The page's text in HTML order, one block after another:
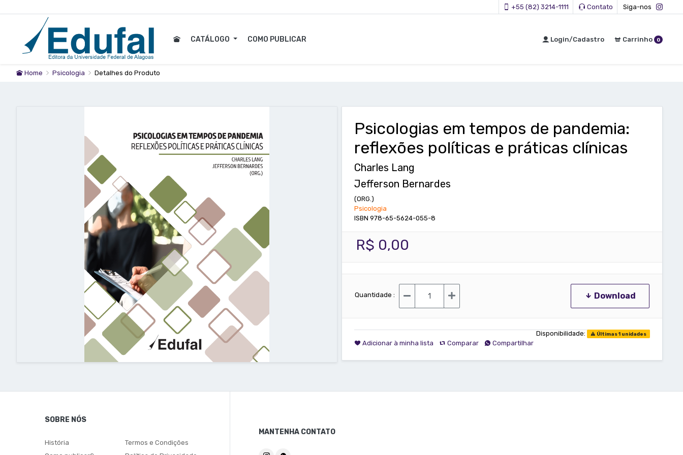
+55 (82) 3214-1111 Contato Siga-nos
CATÁLOGO COMO PUBLICAR Login/Cadastro Carrinho 0
Home Psicologia Detalhes do Produto
Psicologias em tempos de pandemia:
reflexões políticas e práticas clínicas
Charles Lang
Jefferson Bernardes
(ORG.)
Psicologia
ISBN 978-65-5624-055-8
R$ 0,00
Quantidade : Download
Disponibilidade: Últimas 1 unidades
Adicionar à minha lista Comparar Compartilhar
SOBRE NÓS
História
Termos e Condições
MANTENHA CONTATO